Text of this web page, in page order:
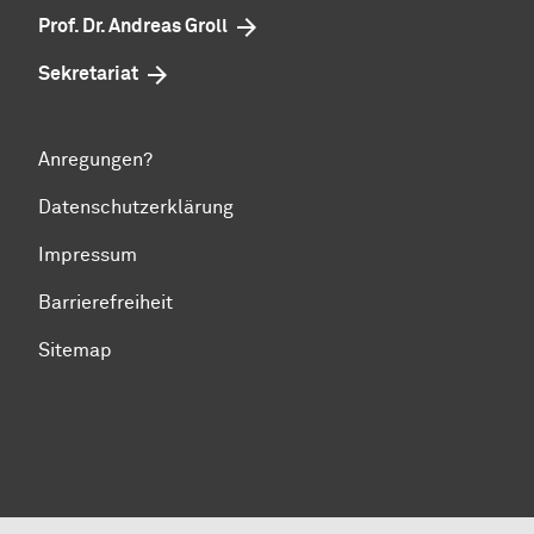
Prof. Dr. Andreas Groll
Sekretariat
Anregungen?
Datenschutzerklärung
Impressum
Barrierefreiheit
Sitemap